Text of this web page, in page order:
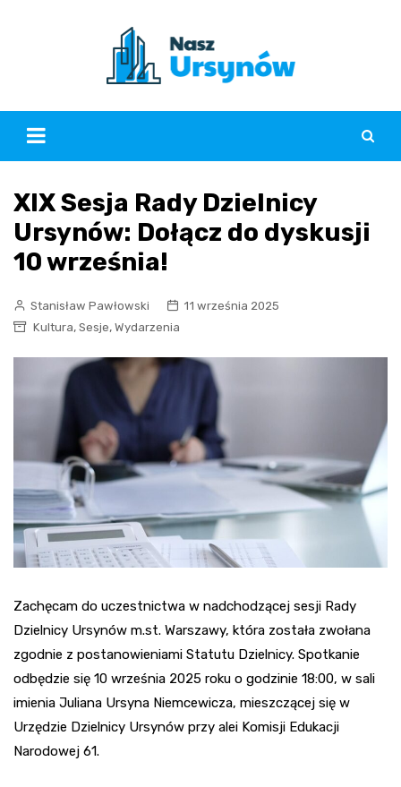
XIX Sesja Rady Dzielnicy
Ursynów: Dołącz do dyskusji
10 września!
Stanisław Pawłowski
11 września 2025
Kultura, Sesje, Wydarzenia
Zachęcam do uczestnictwa w nadchodzącej sesji Rady
Dzielnicy Ursynów m.st. Warszawy, która została zwołana
zgodnie z postanowieniami Statutu Dzielnicy. Spotkanie
odbędzie się 10 września 2025 roku o godzinie 18:00, w sali
imienia Juliana Ursyna Niemcewicza, mieszczącej się w
Urzędzie Dzielnicy Ursynów przy alei Komisji Edukacji
Narodowej 61.